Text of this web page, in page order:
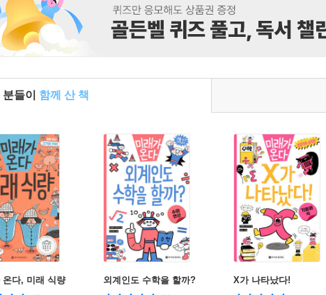
들이 함께 산 책
온다, 미래 식량 외계인도 수학을 할까? X가 나타났다!